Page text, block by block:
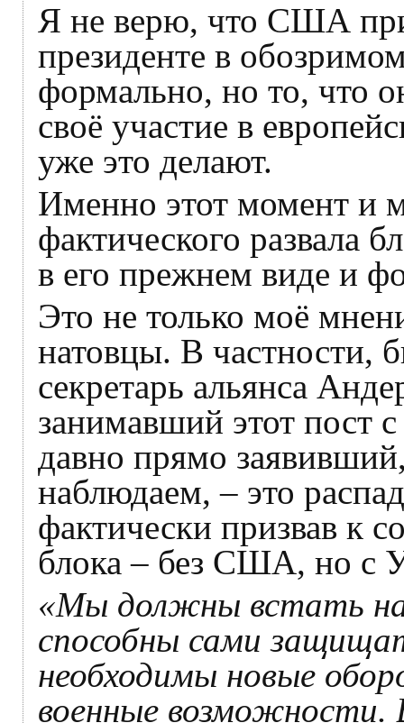
Я не верю, что США
президенте в
формально, но то, что
своё участие в
уже это делают.
Именно этот момент и
фактического развала
в его прежнем виде и
Это не только моё
натовцы. В частности,
секретарь альянса
занимавший этот пост
давно прямо
наблюдаем, – это
фактически призвав к
блока – без США, но с
«Мы должны встать
способны сами
необходимы новые
военные возможности.